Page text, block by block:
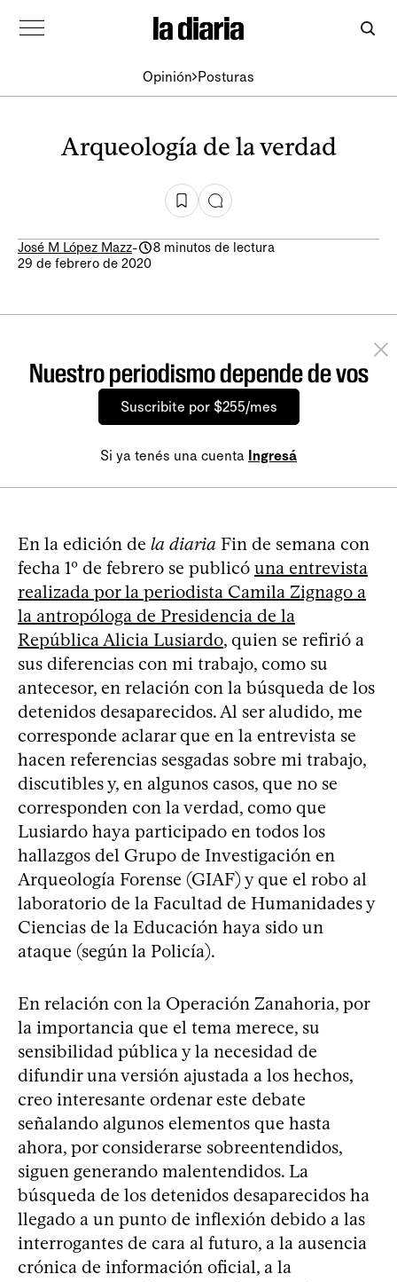
Opinión Posturas
Arqueología de la verdad
José M López Mazz-
8 minutos de lectura
29 de febrero de 2020
Nuestro periodismo depende de vos
Suscribite por $255/mes
Si ya tenés una cuenta Ingresá
En la edición de la diaria Fin de semana con
fecha 1º de febrero se publicó una entrevista
realizada por la periodista Camila Zignago a
la antropóloga de Presidencia de la
República Alicia Lusiardo, quien se refirió a
sus diferencias con mi trabajo, como su
antecesor, en relación con la búsqueda de los
detenidos desaparecidos. Al ser aludido, me
corresponde aclarar que en la entrevista se
hacen referencias sesgadas sobre mi trabajo,
discutibles y, en algunos casos, que no se
corresponden con la verdad, como que
Lusiardo haya participado en todos los
hallazgos del Grupo de Investigación en
Arqueología Forense (GIAF) y que el robo al
laboratorio de la Facultad de Humanidades y
Ciencias de la Educación haya sido un
ataque (según la Policía).
En relación con la Operación Zanahoria, por
la importancia que el tema merece, su
sensibilidad pública y la necesidad de
difundir una versión ajustada a los hechos,
creo interesante ordenar este debate
señalando algunos elementos que hasta
ahora, por considerarse sobreentendidos,
siguen generando malentendidos. La
búsqueda de los detenidos desaparecidos ha
llegado a un punto de inflexión debido a las
interrogantes de cara al futuro, a la ausencia
crónica de información oficial, a la